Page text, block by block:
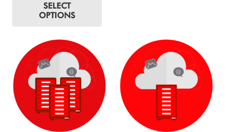
original
era:
SELECT
OPTIONS